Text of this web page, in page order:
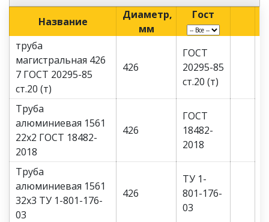
Название
Диаметр,
мм
Гост
труба
магистральная 426
7 ГОСТ 20295-85
ст.20 (т)
426
ГОСТ
20295-85
ст.20 (т)
Труба
алюминиевая 1561
22х2 ГОСТ 18482-
2018
426
ГОСТ
18482-
2018
Труба
алюминиевая 1561
32х3 ТУ 1-801-176-
03
426
ТУ 1-
801-176-
03